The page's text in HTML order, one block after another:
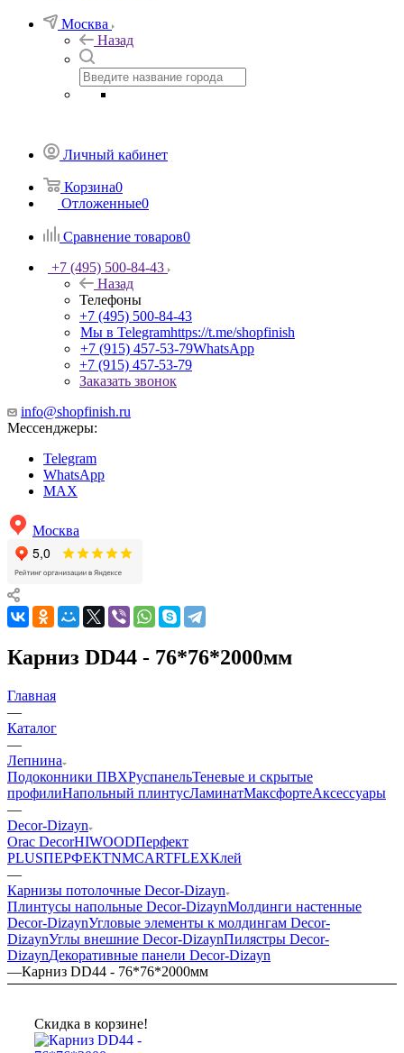
Москва
Назад
Личный кабинет
Корзина0
Отложенные0
Сравнение товаров0
+7 (495) 500-84-43
Назад
Телефоны
+7 (495) 500-84-43
Мы в Telegramhttps://t.me/shopfinish
+7 (915) 457-53-79WhatsApp
+7 (915) 457-53-79
Заказать звонок
info@shopfinish.ru
Мессенджеры:
Telegram
WhatsApp
MAX
Москва
Карниз DD44 - 76*76*2000мм
Главная
—
Каталог
—
Лепнина
Подоконники ПВХРуспанельТеневые и скрытые
профилиНапольный плинтусЛаминатМаксфортеАксессуары
—
Decor-Dizayn
Orac DecorHIWOODПерфект
PLUSПЕРФЕКТNMCARTFLEXКлей
—
Карнизы потолочные Decor-Dizayn
Плинтусы напольные Decor-DizaynМолдинги настенные
Decor-DizaynУгловые элементы к молдингам Decor-
DizaynУглы внешние Decor-DizaynПилястры Decor-
DizaynДекоративные панели Decor-Dizayn
—Карниз DD44 - 76*76*2000мм
Скидка в корзине!